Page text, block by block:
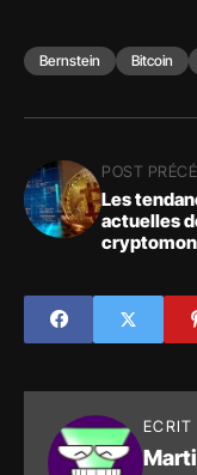
Bernstein Bitcoin
POST
Les
actuelles
ECRIT